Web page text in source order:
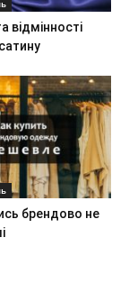
відмінності
брендово не